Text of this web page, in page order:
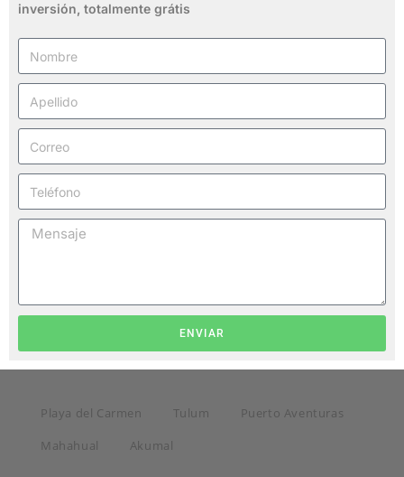
inversión, totalmente grátis
ENVIAR
Playa del Carmen Tulum
Puerto Aventuras
Mahahual
Akumal